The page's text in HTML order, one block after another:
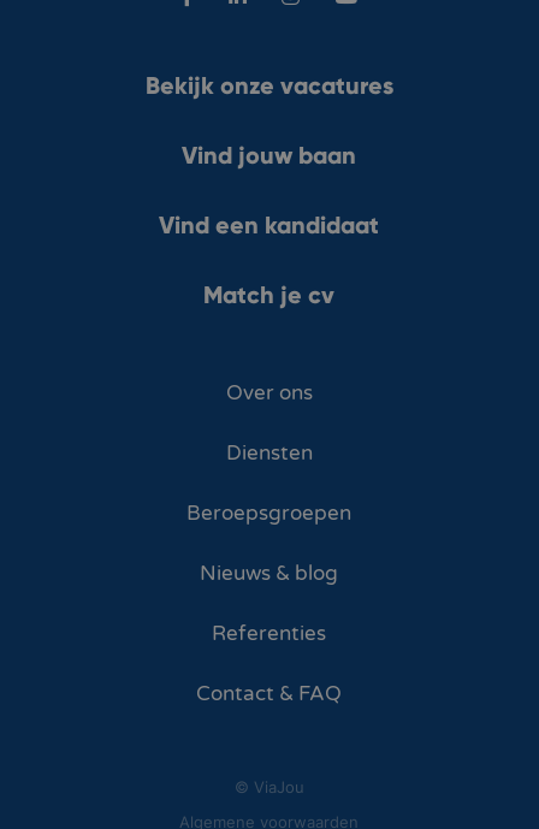
Bekijk onze vacatures
Vind jouw baan
Vind een kandidaat
Match je cv
Over ons
Diensten
Beroepsgroepen
Nieuws & blog
Referenties
Contact & FAQ
© ViaJou
Algemene voorwaarden